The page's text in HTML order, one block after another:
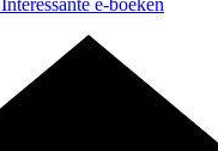
Interessante e-boeken